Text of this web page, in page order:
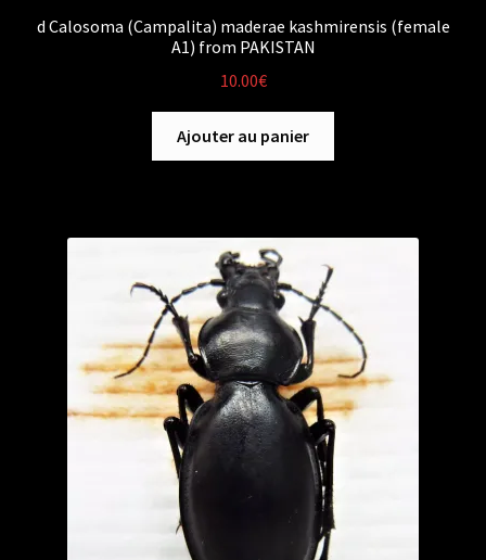
d Calosoma (Campalita) maderae kashmirensis (female
A1) from PAKISTAN
10.00€
Ajouter au panier